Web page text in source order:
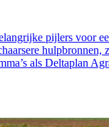
pijlers voor
als Deltaplan